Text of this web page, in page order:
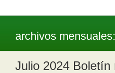
archivos mensuales:
Julio 2024 Boletín